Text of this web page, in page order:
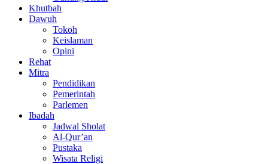
Khutbah
Dawuh
Tokoh
Keislaman
Opini
Rehat
Mitra
Pendidikan
Pemerintah
Parlemen
Ibadah
Jadwal Sholat
Al-Qur’an
Pustaka
Wisata Religi